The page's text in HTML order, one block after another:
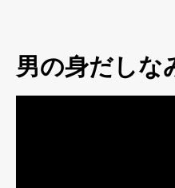
男の身だしな